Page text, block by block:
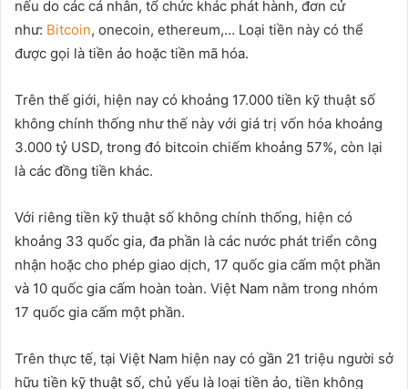
nếu do các cá nhân, tổ chức khác phát hành, đơn cử
như: Bitcoin, onecoin, ethereum,… Loại tiền này có thể
được gọi là tiền ảo hoặc tiền mã hóa.
Trên thế giới, hiện nay có khoảng 17.000 tiền kỹ thuật số
không chính thống như thế này với giá trị vốn hóa khoảng
3.000 tỷ USD, trong đó bitcoin chiếm khoảng 57%, còn lại
là các đồng tiền khác.
Với riêng tiền kỹ thuật số không chính thống, hiện có
khoảng 33 quốc gia, đa phần là các nước phát triển công
nhận hoặc cho phép giao dịch, 17 quốc gia cấm một phần
và 10 quốc gia cấm hoàn toàn. Việt Nam nằm trong nhóm
17 quốc gia cấm một phần.
Trên thực tế, tại Việt Nam hiện nay có gần 21 triệu người sở
hữu tiền kỹ thuật số, chủ yếu là loại tiền ảo, tiền không